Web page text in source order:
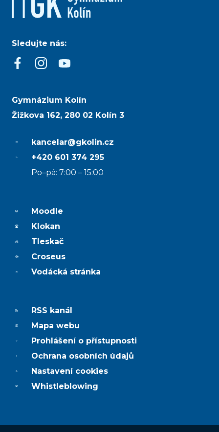
Sledujte nás:
Gymnázium Kolín
Žižkova 162, 280 02 Kolín 3
kancelar@gkolin.cz
+420 601 374 295
Po–pá: 7:00 – 15:00
Moodle
Klokan
Tleskač
Croseus
Vodácká stránka
RSS kanál
Mapa webu
Prohlášení o přístupnosti
Ochrana osobních údajů
Nastavení cookies
Whistleblowing